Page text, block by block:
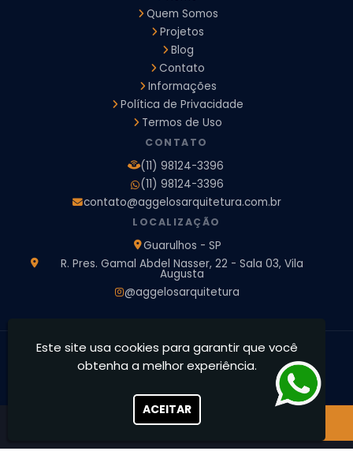
Design de Interiores Residencial
Empresa de Arquitetura e Design
Empresas de Arquitetura e Design de Interiores
Escritório de Design de Interiores
Projeto Executivo Arquitetura
Arquitetura Institucional
Arquitetura Residencial
Empresa de Arquitetura
Empresa de Arquitetura e Engenharia
Empresa Design de Interiores
Escritorio de Arquitetura
Projeto de Arquitetura 3D
Projeto de Arquitetura Comercial
Projeto de Arquitetura de Casa
Projeto de Arquitetura de Interiores
Projeto de Arquitetura e Engenharia
Projeto de Arquitetura para Apartamentos
Projeto de Arquitetura Residencial
Projeto de Interiores Comercial
Projeto de Interiores Completo
Projeto de Interiores Residencial
Quem Somos
Projetos
Blog
Contato
Informações
Política de Privacidade
Termos de Uso
CONTATO
(11) 98124-3396
(11) 98124-3396
contato@aggelosarquitetura.com.br
LOCALIZAÇÃO
Guarulhos - SP
R. Pres. Gamal Abdel Nasser, 22 - Sala 03, Vila
Augusta
@aggelosarquitetura
Ággelos Arquitetura e Interiores - Transformamos espaços,
concretizamos sonhos
Este site usa cookies para garantir que você
obtenha a melhor experiência.
ACEITAR